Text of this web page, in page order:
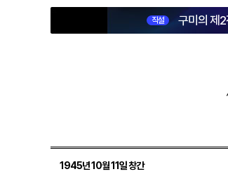
직설 구미의 제
1945년 10월 11일 창간